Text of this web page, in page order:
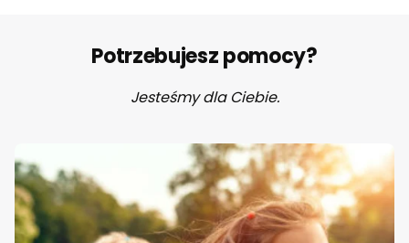
Potrzebujesz pomocy?
Jesteśmy dla Ciebie.